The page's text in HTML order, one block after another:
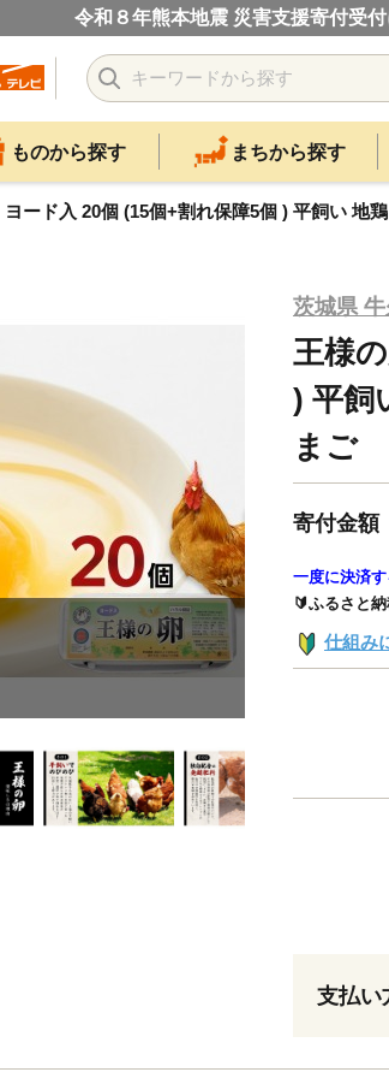
令和８年熊本地震 災害支援寄付受
ものから探す まちから探す
ード入 20個 (15個+割れ保障5個 ) 平飼い 地
茨城県
王様
) 平飼
まご
寄付金額
一度に決済す
🔰ふるさと
仕組み
支払い